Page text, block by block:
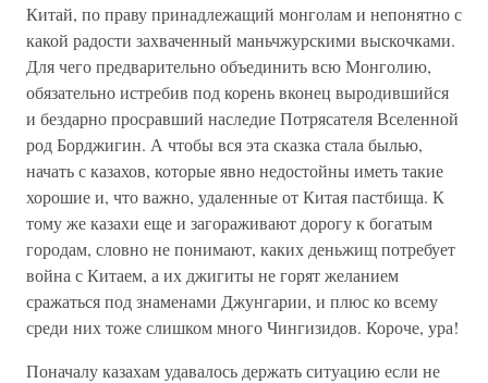
Китай, по праву принадлежащий монголам и непонятно с
какой радости захваченный маньчжурскими выскочками.
Для чего предварительно объединить всю Монголию,
обязательно истребив под корень вконец выродившийся
и бездарно просравший наследие Потрясателя Вселенной
род Борджигин. А чтобы вся эта сказка стала былью,
начать с казахов, которые явно недостойны иметь такие
хорошие и, что важно, удаленные от Китая пастбища. К
тому же казахи еще и загораживают дорогу к богатым
городам, словно не понимают, каких деньжищ потребует
война с Китаем, а их джигиты не горят желанием
сражаться под знаменами Джунгарии, и плюс ко всему
среди них тоже слишком много Чингизидов. Короче, ура!
Поначалу казахам удавалось держать ситуацию если не